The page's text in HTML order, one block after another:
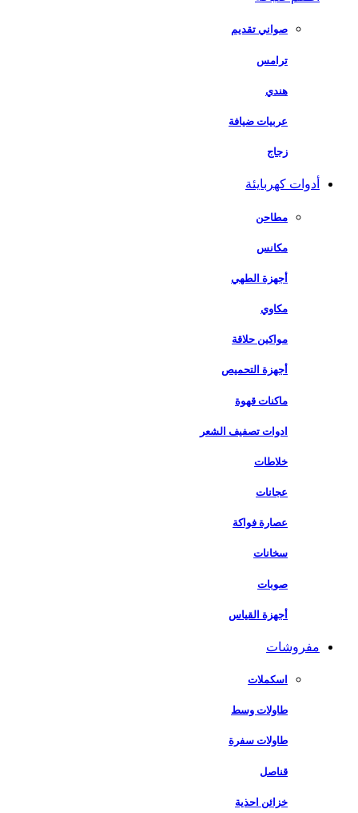
صواني تقديم
ترامس
هندي
عربيات ضيافة
زجاج
أدوات كهربايئة
مطاحن
مكانس
أجهزة الطهي
مكاوي
مواكين حلاقة
أجهزة التحميص
ماكنات قهوة
ادوات تصفيف الشعر
خلاطات
عجانات
عصارة فواكة
سخانات
صوبات
أجهزة القياس
مفروشات
اسكملات
طاولات وسط
طاولات سفرة
قناصل
خزائن احذية